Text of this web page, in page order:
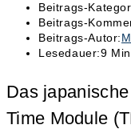
Beitrags-
Beitrags-
Beitrags-Autor:
Lesedauer:9
Das
Time Module